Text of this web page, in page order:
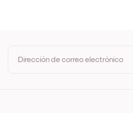
Dirección de correo electrónico